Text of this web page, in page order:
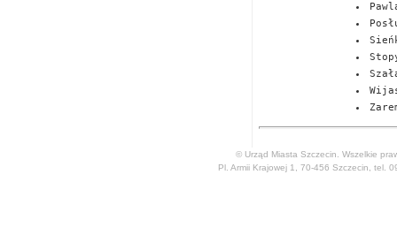
© Urząd Miasta Szczecin. Wszelkie
Pl. Armii Krajowej 1, 70-456 Szczecin, tel.